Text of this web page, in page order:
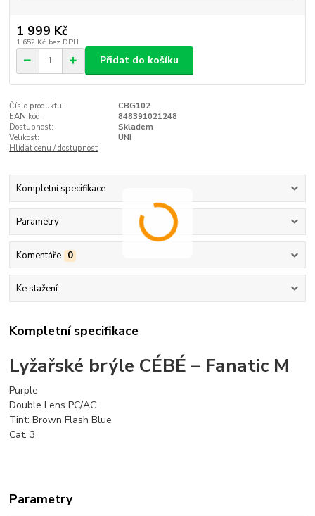
1 999 Kč
1 652 Kč bez DPH
Přidat do košíku
Číslo produktu:
CBG102
EAN kód:
848391021248
Dostupnost:
Skladem
Velikost:
UNI
Hlídat cenu / dostupnost
Kompletní specifikace
Parametry
Komentáře 0
Ke stažení
Kompletní specifikace
Lyžařské brýle CÉBÉ – Fanatic M
Purple
Double Lens PC/AC
Tint: Brown Flash Blue
Cat. 3
Parametry